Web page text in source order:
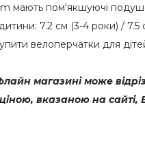
мають пом'якшуючі
7.2 см (3-4 роки) / 7.5
велоперчатки для
магазині може
вказаною на